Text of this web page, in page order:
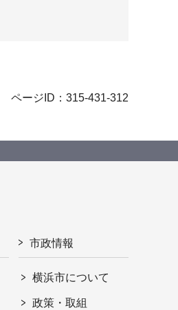
ページID：315-431-312
市政情報
横浜市について
政策・取組